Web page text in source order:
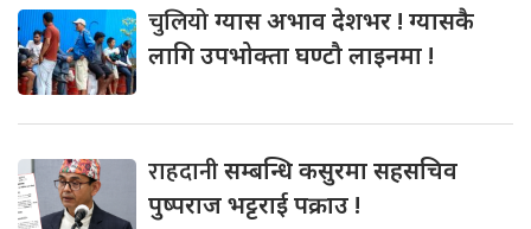
चुलियोग्यास अभाव देशभर ! ग्यासकै
लागि उपभोक्ता घण्टौ लाइनमा !
राहदानीसम्बन्धि कसुरमा सहसचिव
पुष्पराज भट्टराई पक्राउ !